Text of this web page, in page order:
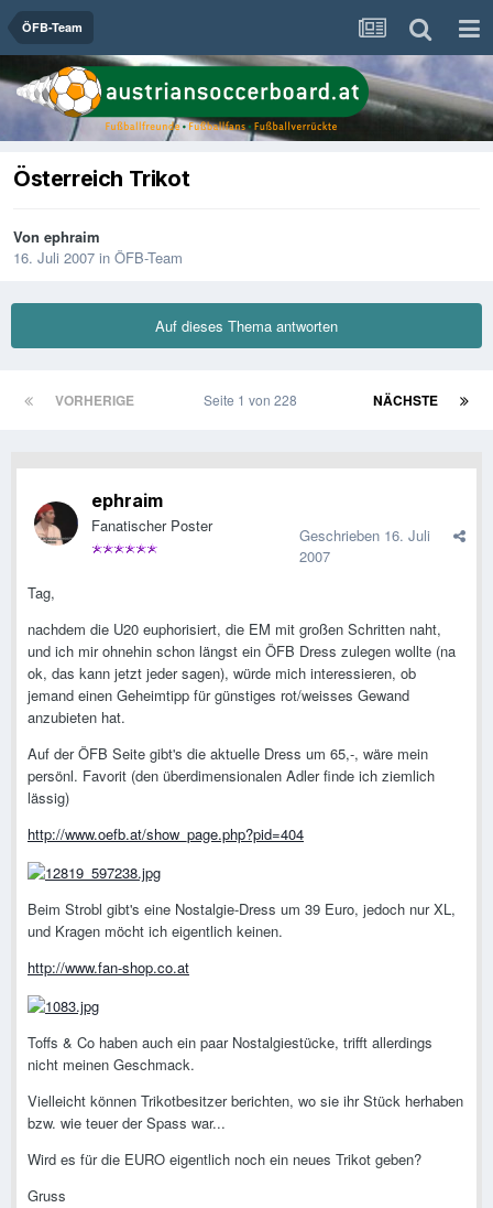
ÖFB-Team
Österreich Trikot
Von ephraim
16. Juli 2007 in ÖFB-Team
Auf dieses Thema antworten
VORHERIGE NÄCHSTE
Seite 1 von 228
ephraim
Fanatischer Poster Geschrieben 16. Juli
2007
Tag,
nachdem die U20 euphorisiert, die EM mit großen Schritten naht,
und ich mir ohnehin schon längst ein ÖFB Dress zulegen wollte (na
ok, das kann jetzt jeder sagen), würde mich interessieren, ob
jemand einen Geheimtipp für günstiges rot/weisses Gewand
anzubieten hat.
Auf der ÖFB Seite gibt's die aktuelle Dress um 65,-, wäre mein
persönl. Favorit (den überdimensionalen Adler finde ich ziemlich
lässig)
http://www.oefb.at/show_page.php?pid=404
Beim Strobl gibt's eine Nostalgie-Dress um 39 Euro, jedoch nur XL,
und Kragen möcht ich eigentlich keinen.
http://www.fan-shop.co.at
Toffs & Co haben auch ein paar Nostalgiestücke, trifft allerdings
nicht meinen Geschmack.
Vielleicht können Trikotbesitzer berichten, wo sie ihr Stück herhaben
bzw. wie teuer der Spass war...
Wird es für die EURO eigentlich noch ein neues Trikot geben?
Gruss